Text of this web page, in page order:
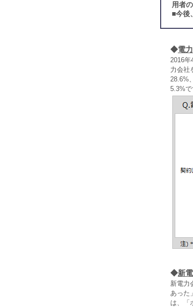
用者
■今後
◆電
2016年
力会社
28.6%
5.3%で
◆新
新電力
あった
は、「